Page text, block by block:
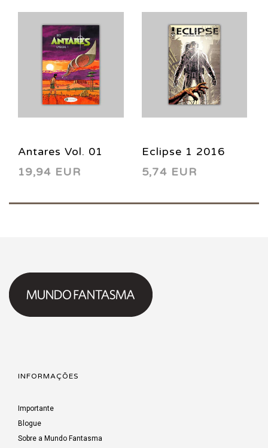
Antares Vol. 01
2013
19,94 EUR
Eclipse 1 2016
5,74 EUR
INFORMAÇÕES
Importante
Blogue
Sobre a Mundo Fantasma